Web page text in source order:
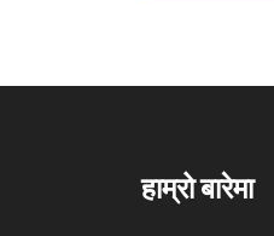
हाम्रो बारेमा